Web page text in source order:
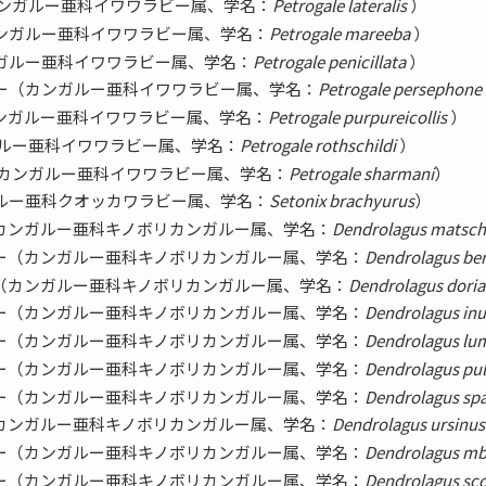
ガルー亜科イワワラビー属、学名： Petrogale lateralis）
ルー亜科イワワラビー属、学名： Petrogale mareeba）
ー亜科イワワラビー属、学名： Petrogale penicillata）
カンガルー亜科イワワラビー属、学名： Petrogale persephone
ルー亜科イワワラビー属、学名： Petrogale purpureicollis）
亜科イワワラビー属、学名： Petrogale rothschildi）
ンガルー亜科イワワラビー属、学名： Petrogale sharmani）
亜科クオッカワラビー属、学名： Setonix brachyurus）
ガルー亜科キノボリカンガルー属、学名： Dendrolagus
カンガルー亜科キノボリカンガルー属、学名： Dendrolagus
ンガルー亜科キノボリカンガルー属、学名： Dendrolagus
カンガルー亜科キノボリカンガルー属、学名： Dendrolagus
カンガルー亜科キノボリカンガルー属、学名： Dendrolagus
カンガルー亜科キノボリカンガルー属、学名： Dendrolagus
カンガルー亜科キノボリカンガルー属、学名： Dendrolagus
ガルー亜科キノボリカンガルー属、学名： Dendrolagus ursinus
カンガルー亜科キノボリカンガルー属、学名： Dendrolagus
カンガルー亜科キノボリカンガルー属、学名： Dendrolagus